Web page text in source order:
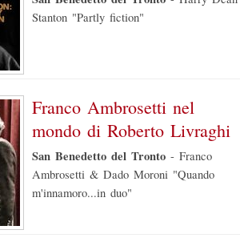
Stanton "Partly fiction"
Franco Ambrosetti nel
mondo di Roberto Livraghi
San Benedetto del Tronto - Franco
Ambrosetti & Dado Moroni "Quando
m'innamoro...in duo"